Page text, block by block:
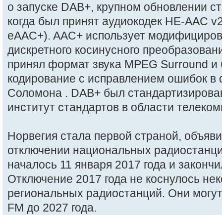
о запуске DAB+, крупном обновлении
когда был принят аудиокодек HE-AAC
eAAC+). AAC+ использует
дискретного косинусного
принял формат звука MPEG Surround
кодирование с исправлением ошибок
Соломона . DAB+ был
институт стандартов в области
Норвегия стала первой страной,
отключении национальных
началось 11 января 2017 года и
Отключение 2017 года не коснулось
региональных радиостанций. Они
FM до 2027 года.